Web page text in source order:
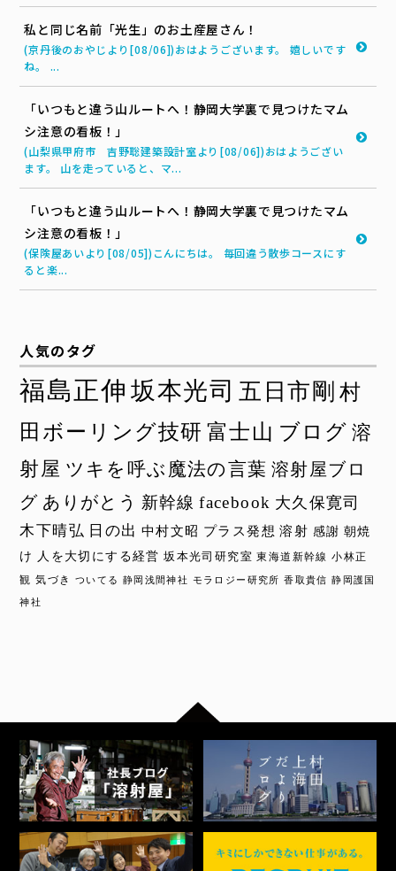
私と同じ名前「光生」のお土産屋さん！
(京丹後のおやじより[08/06])おはようございます。 嬉しいです
ね。 ...
「いつもと違う山ルートへ！静岡大学裏で見つけたマム
シ注意の看板！」
(山梨県甲府市 吉野聡建築設計室より[08/06])おはようござい
ます。 山を走っていると、マ...
「いつもと違う山ルートへ！静岡大学裏で見つけたマム
シ注意の看板！」
(保険屋あいより[08/05])こんにちは。 毎回違う散歩コースにす
ると楽...
人気のタグ
福島正伸 坂本光司 五日市剛 村
田ボーリング技研 富士山 ブログ 溶
射屋 ツキを呼ぶ魔法の言葉 溶射屋ブロ
グ ありがとう 新幹線 facebook 大久保寛司
木下晴弘 日の出 中村文昭 プラス発想 溶射 感謝 朝焼
け 人を大切にする経営 坂本光司研究室 東海道新幹線 小林正
観 気づき ついてる 静岡浅間神社 モラロジー研究所 香取貴信 静岡護国
神社